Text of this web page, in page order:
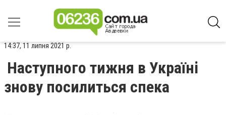
14:37, 11 липня 2021 р.
Наступного тижня в Україні
знову посилиться спека